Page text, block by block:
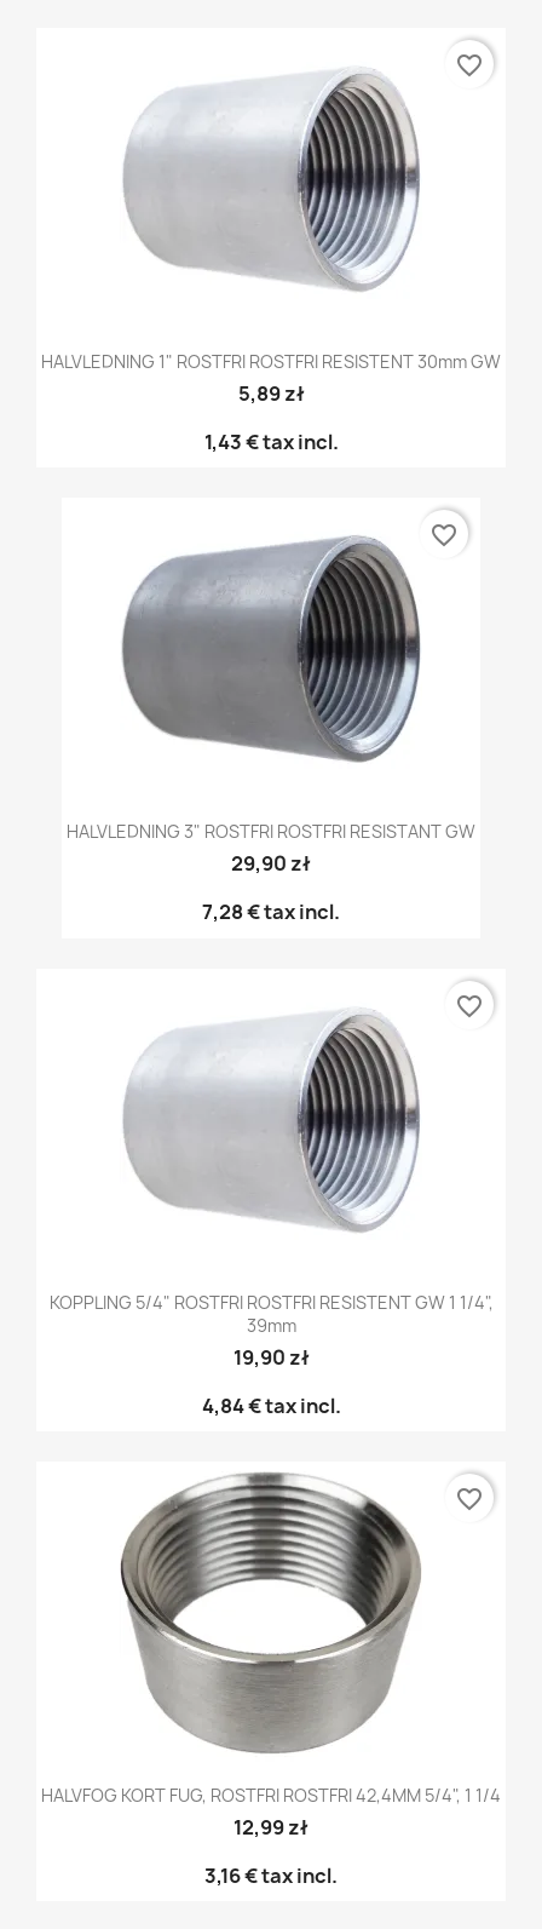
HALVLEDNING 1" ROSTFRI ROSTFRI RESISTENT 30mm GW
5,89 zł
1,43 €tax incl.
favorite_border
HALVLEDNING 3" ROSTFRI ROSTFRI RESISTANT GW
29,90 zł
7,28 €tax incl.
favorite_border
KOPPLING 5/4" ROSTFRI ROSTFRI RESISTENT GW 1 1/4",
39mm
19,90 zł
4,84 €tax incl.
favorite_border
HALVFOG KORT FUG, ROSTFRI ROSTFRI 42,4MM 5/4", 1 1/4
12,99 zł
3,16 €tax incl.
favorite_border